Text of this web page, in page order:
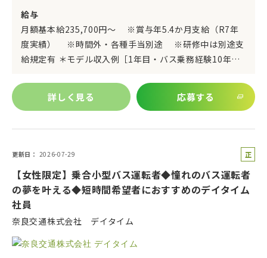
給与
月額基本給235,700円～ ※賞与年5.4か月支給（R7年
度実績） ※時間外・各種手当別途 ※研修中は別途支
給規定有 ＊モデル収入例［1年目・バス乗務経験10年…
詳しく見る 応募する
更新日 2026-07-29
正
員
【女性限定】乗合小型バス運転者◆憧れのバス運転者
の夢を叶える◆短時間希望者におすすめのデイタイム
社員
奈良交通株式会社 デイタイム